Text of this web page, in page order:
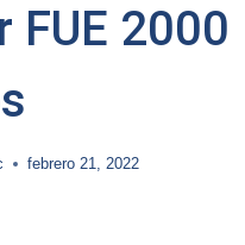
FUE 2000
febrero 21, 2022